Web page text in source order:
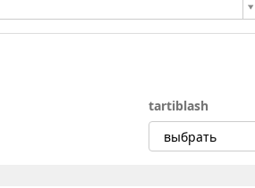
tartiblash